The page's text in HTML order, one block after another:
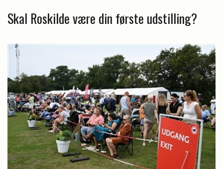
Skal Roskilde være din første udstilling?